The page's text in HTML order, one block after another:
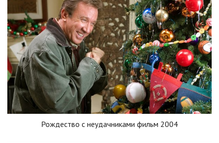
Рождество с неудачниками фильм 2004